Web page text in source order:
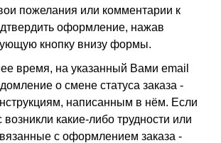
пожелания или комментарии к
оформление, нажав
кнопку внизу формы.
время, на указанный Вами email
о смене статуса заказа -
написанным в нём. Если
возникли какие-либо трудности или
с оформлением заказа -